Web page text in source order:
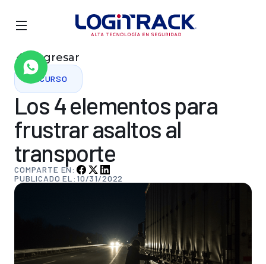
Regresar
RECURSO
Los4elementospara
frustrarasaltosal
transporte
COMPARTE EN:
PUBLICADO EL: 10/31/2022